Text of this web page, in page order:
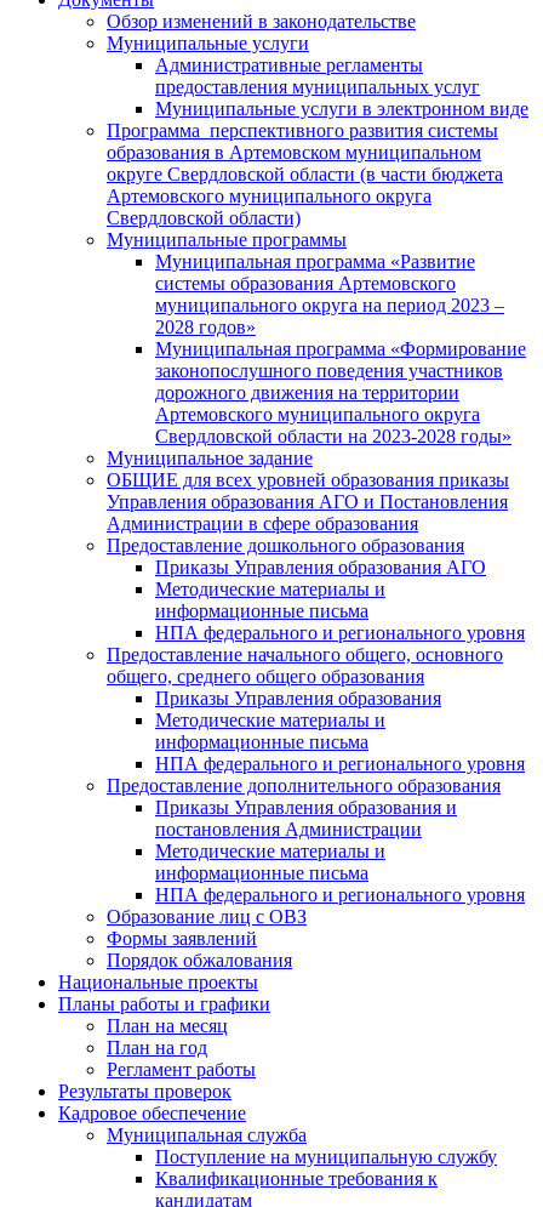
Обзор изменений в законодательстве
Муниципальные услуги
Административные регламенты
предоставления муниципальных услуг
Муниципальные услуги в электронном виде
Программа перспективного развития системы
образования в Артемовском муниципальном
округе Свердловской области (в части бюджета
Артемовского муниципального округа
Свердловской области)
Муниципальные программы
Муниципальная программа «Развитие
системы образования Артемовского
муниципального округа на период 2023 –
2028 годов»
Муниципальная программа «Формирование
законопослушного поведения участников
дорожного движения на территории
Артемовского муниципального округа
Свердловской области на 2023-2028 годы»
Муниципальное задание
ОБЩИЕ для всех уровней образования приказы
Управления образования АГО и Постановления
Администрации в сфере образования
Предоставление дошкольного образования
Приказы Управления образования АГО
Методические материалы и
информационные письма
НПА федерального и регионального уровня
Предоставление начального общего, основного
общего, среднего общего образования
Приказы Управления образования
Методические материалы и
информационные письма
НПА федерального и регионального уровня
Предоставление дополнительного образования
Приказы Управления образования и
постановления Администрации
Методические материалы и
информационные письма
НПА федерального и регионального уровня
Образование лиц с ОВЗ
Формы заявлений
Порядок обжалования
Национальные проекты
Планы работы и графики
План на месяц
План на год
Регламент работы
Результаты проверок
Кадровое обеспечение
Муниципальная служба
Поступление на муниципальную службу
Квалификационные требования к
кандидатам